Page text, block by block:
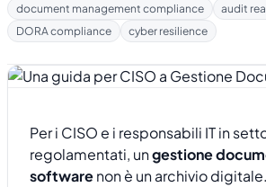
document management compliance
audit
DORA compliance
cyber resilience
Per i CISO e i responsabili IT in
regolamentati, ungestione
softwarenon è un archivio